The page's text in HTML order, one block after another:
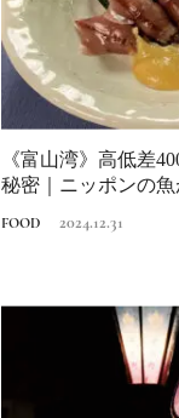
《富山湾》高低差
秘密｜ニッポンの
FOOD 2024.12.31